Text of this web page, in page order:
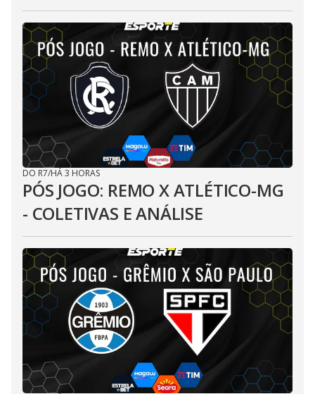
DO R7/HÁ 3 HORAS
PÓS JOGO: REMO X ATLÉTICO-MG
- COLETIVAS E ANÁLISE